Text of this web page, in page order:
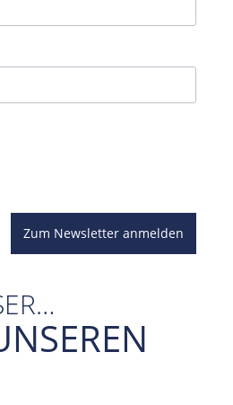
Zum Newsletter anmelden